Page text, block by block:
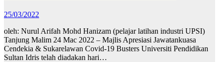
25/03/2022
oleh: Nurul Arifah Mohd Hanizam (pelajar latihan industri UPSI)
Tanjung Malim 24 Mac 2022 – Majlis Apresiasi Jawatankuasa
Cendekia & Sukarelawan Covid-19 Busters Universiti Pendidikan
Sultan Idris telah diadakan hari…